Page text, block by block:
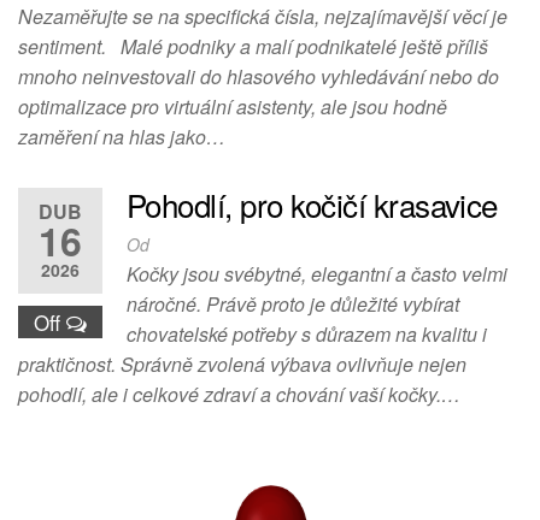
Nezaměřujte se na specifická čísla, nejzajímavější věcí je
sentiment. Malé podniky a malí podnikatelé ještě příliš
mnoho neinvestovali do hlasového vyhledávání nebo do
optimalizace pro virtuální asistenty, ale jsou hodně
zaměření na hlas jako…
DUB
16
2026
Off
Pohodlí, pro kočičí krasavice
Od
Kočky jsou svébytné, elegantní a často velmi
náročné. Právě proto je důležité vybírat
chovatelské potřeby s důrazem na kvalitu i
praktičnost. Správně zvolená výbava ovlivňuje nejen
pohodlí, ale i celkové zdraví a chování vaší kočky.…